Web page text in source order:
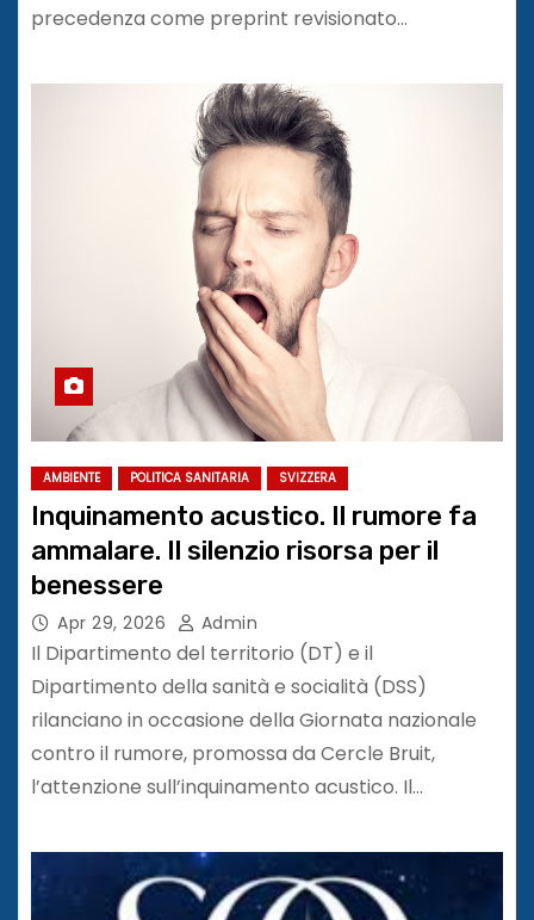
precedenza come preprint revisionato…
AMBIENTE POLITICA SANITARIA SVIZZERA
Inquinamento acustico. Il rumore fa
ammalare. Il silenzio risorsa per il
benessere
Apr 29, 2026 Admin
Il Dipartimento del territorio (DT) e il
Dipartimento della sanità e socialità (DSS)
rilanciano in occasione della Giornata nazionale
contro il rumore, promossa da Cercle Bruit,
l’attenzione sull’inquinamento acustico. Il…